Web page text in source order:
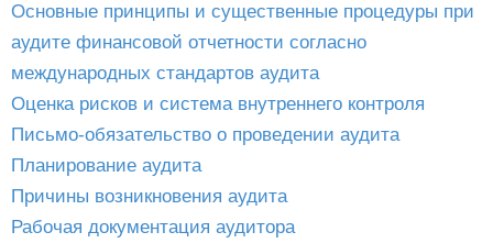
Основные принципы и существенные процедуры при
аудите финансовой отчетности согласно
международных стандартов аудита
Оценка рисков и система внутреннего контроля
Письмо-обязательство о проведении аудита
Планирование аудита
Причины возникновения аудита
Рабочая документация аудитора